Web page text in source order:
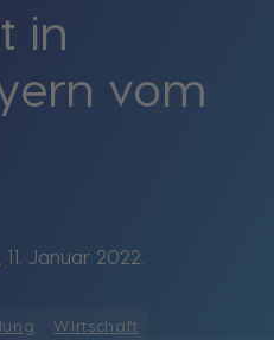
in
vom
Januar 2022.
Wirtschaft